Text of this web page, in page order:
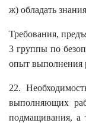
ж) обладать
Требования,
3 группы по
опыт выполнения
22.
выполняющих
подмащивания, а